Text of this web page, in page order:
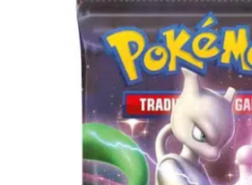
Blind Boksit
Greidatut kortit